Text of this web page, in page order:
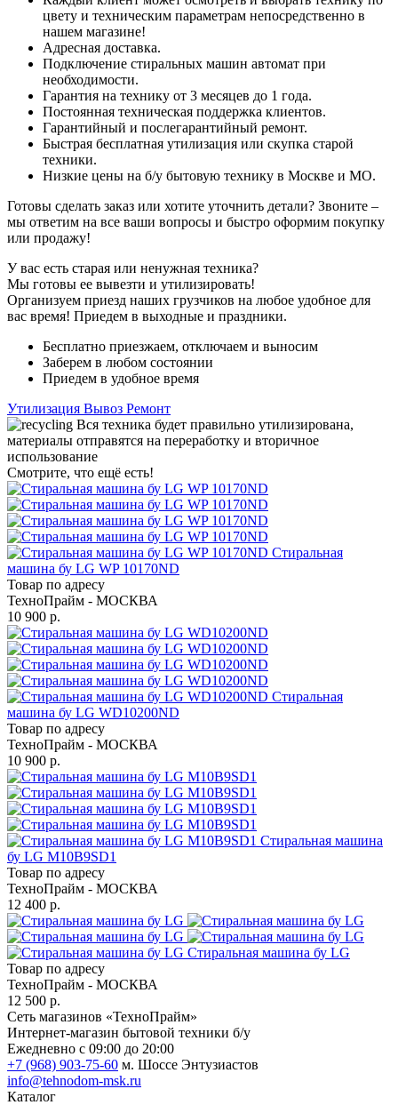
цвету и техническим параметрам непосредственно в
нашем магазине!
Адресная доставка.
Подключение стиральных машин автомат при
необходимости.
Гарантия на технику от 3 месяцев до 1 года.
Постоянная техническая поддержка клиентов.
Гарантийный и послегарантийный ремонт.
Быстрая бесплатная утилизация или скупка старой
техники.
Низкие цены на б/у бытовую технику в Москве и МО.
Готовы сделать заказ или хотите уточнить детали? Звоните –
мы ответим на все ваши вопросы и быстро оформим покупку
или продажу!
У вас есть старая или ненужная техника?
Мы готовы ее вывезти и утилизировать!
Организуем приезд наших грузчиков на любое удобное для
вас время! Приедем в выходные и праздники.
Бесплатно приезжаем, отключаем и выносим
Заберем в любом состоянии
Приедем в удобное время
Утилизация Вывоз Ремонт
Вся техника будет правильно утилизирована,
материалы отправятся на переработку и вторичное
использование
Смотрите, что ещё есть!
Стиральная
машина бу LG WP 10170ND
Товар по адресу
ТехноПрайм - МОСКВА
10 900 р.
Стиральная
машина бу LG WD10200ND
Товар по адресу
ТехноПрайм - МОСКВА
10 900 р.
Стиральная машина
бу LG M10B9SD1
Товар по адресу
ТехноПрайм - МОСКВА
12 400 р.
Стиральная машина бу LG
Товар по адресу
ТехноПрайм - МОСКВА
12 500 р.
Сеть магазинов «ТехноПрайм»
Интернет-магазин бытовой техники б/у
Ежедневно с 09:00 до 20:00
+7 (968) 903-75-60 м. Шоссе Энтузиастов
info@tehnodom-msk.ru
Каталог